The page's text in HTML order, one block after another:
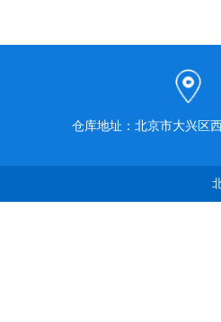
仓库地址：北京市大兴区